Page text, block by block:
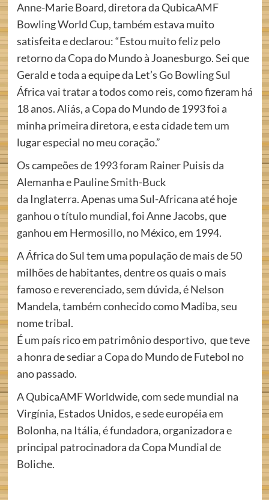
Anne-Marie Board, diretora da QubicaAMF
Bowling World Cup, também estava muito
satisfeita e declarou: “Estou muito feliz pelo
retorno da Copa do Mundo à Joanesburgo. Sei que
Gerald e toda a equipe da Let’s Go Bowling Sul
África vai tratar a todos como reis, como fizeram há
18 anos. Aliás, a Copa do Mundo de 1993 foi a
minha primeira diretora, e esta cidade tem um
lugar especial no meu coração.”
Os campeões de 1993 foram Rainer Puisis da
Alemanha e Pauline Smith-Buck
da Inglaterra. Apenas uma Sul-Africana até hoje
ganhou o título mundial, foi Anne Jacobs, que
ganhou em Hermosillo, no México, em 1994.
A África do Sul tem uma população de mais de 50
milhões de habitantes, dentre os quais o mais
famoso e reverenciado, sem dúvida, é Nelson
Mandela, também conhecido como Madiba, seu
nome tribal.
É um país rico em patrimônio desportivo, que teve
a honra de sediar a Copa do Mundo de Futebol no
ano passado.
A QubicaAMF Worldwide, com sede mundial na
Virgínia, Estados Unidos, e sede européia em
Bolonha, na Itália, é fundadora, organizadora e
principal patrocinadora da Copa Mundial de
Boliche.